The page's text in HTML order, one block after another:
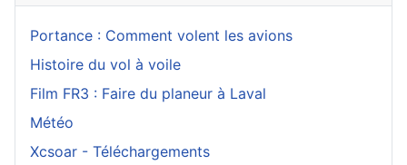
Portance : Comment volent les avions
Histoire du vol à voile
Film FR3 : Faire du planeur à Laval
Météo
Xcsoar - Téléchargements